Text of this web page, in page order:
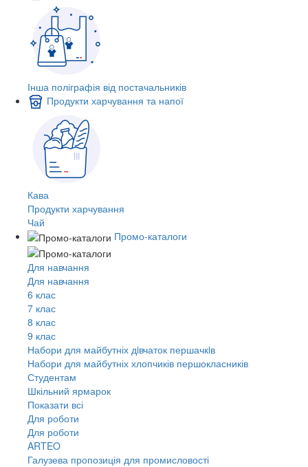
Інша поліграфія від постачальників
Продукти харчування та напої
Кава
Продукти харчування
Чай
Промо-каталоги
Для навчання
Для навчання
6 клас
7 клас
8 клас
9 клас
Набори для майбутніх дiвчаток першачкiв
Набори для майбутніх хлопчиків першокласників
Студентам
Шкільний ярмарок
Показати всі
Для роботи
Для роботи
ARTEO
Галузева пропозиція для промисловості